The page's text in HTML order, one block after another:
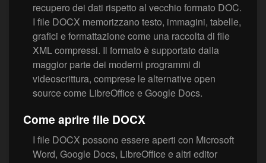
recupero dei dati rispetto al vecchio formato DOC.
I file DOCX memorizzano testo, immagini, tabelle,
grafici e formattazione come una raccolta di file
XML compressi. Il formato è supportato dalla
maggior parte dei moderni programmi di
videoscrittura, comprese le alternative open
source come LibreOffice e Google Docs.
Come aprire file DOCX
I file DOCX possono essere aperti con Microsoft
Word, Google Docs, LibreOffice e altri editor